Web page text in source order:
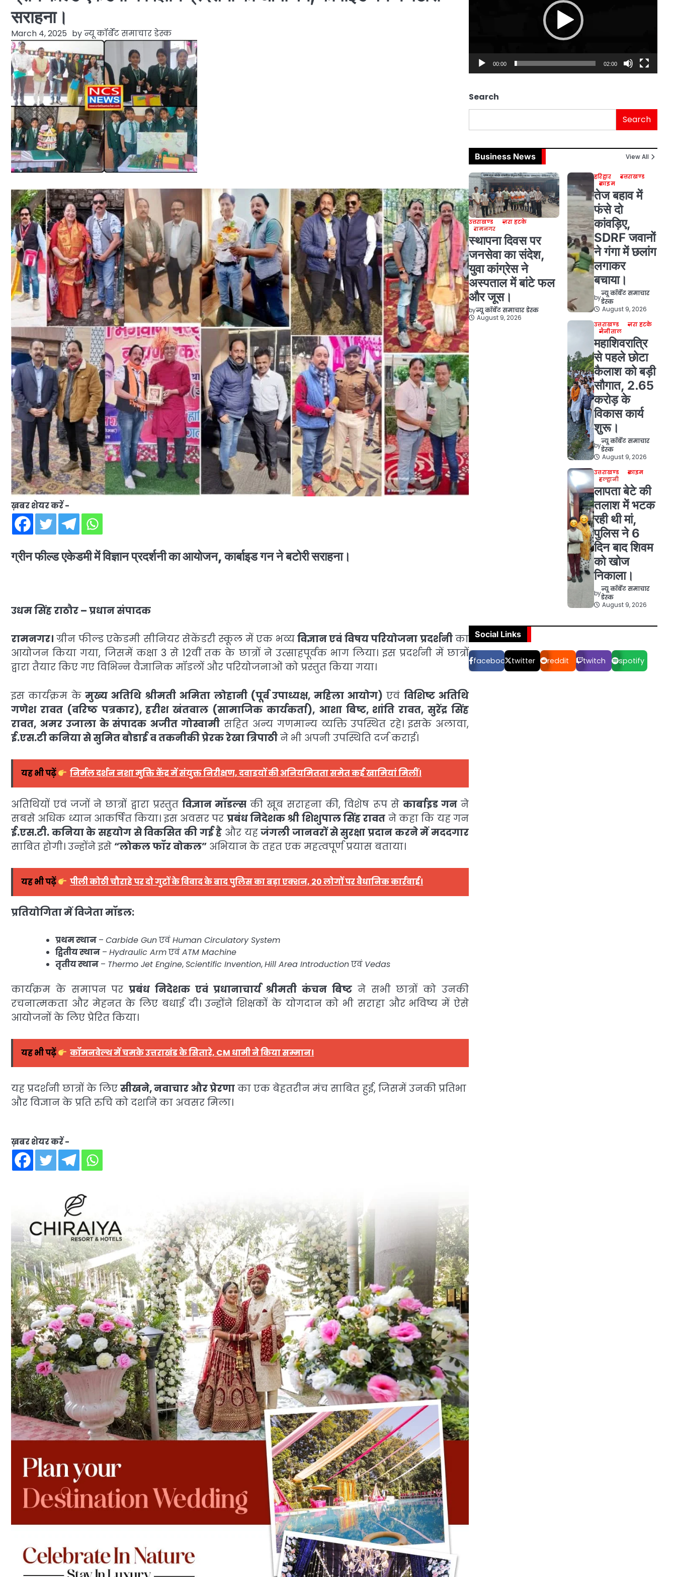
सराहना।
March 4, 2025 byन्यू कॉर्बेट समाचार डेस्क
ख़बर शेयर करें -
ग्रीन फील्ड एकेडमी में विज्ञान प्रदर्शनी का आयोजन, कार्बाइड गन ने बटोरी सराहना।
उधम सिंह राठौर – प्रधान संपादक
रामनगर। ग्रीन फील्ड एकेडमी सीनियर सेकेंडरी स्कूल में एक भव्यविज्ञान एवं विषय परियोजना प्रदर्शनीका
आयोजन किया गया, जिसमें कक्षा 3 से 12वीं तक के छात्रों ने उत्साहपूर्वक भाग लिया। इस प्रदर्शनी में छात्रों
द्वारा तैयार किए गए विभिन्न वैज्ञानिक मॉडलों और परियोजनाओं को प्रस्तुत किया गया।
इस कार्यक्रम केमुख्य अतिथि श्रीमती अमिता लोहानी (पूर्व उपाध्यक्ष, महिला आयोग) एवं विशिष्ट अतिथि
गणेश रावत (वरिष्ठ पत्रकार), हरीश खंतवाल (सामाजिक कार्यकर्ता), आशा बिष्ट, शांति रावत, सुरेंद्र सिंह
रावत, अमर उजाला के संपादक अजीत गोस्वामी सहित अन्य गणमान्य व्यक्ति उपस्थित रहे। इसके अलावा,
ई.एस.टी कनिया से सुमित बौडाई व तकनीकी प्रेरक रेखा त्रिपाठीने भी अपनी उपस्थिति दर्ज कराई।
यह भी पढ़ें निर्मल दर्शन नशा मुक्ति केंद्र में संयुक्त निरीक्षण, दवाइयों की अनियमितता समेत कई खामियां मिलीं।
अतिथियों एवं जजों ने छात्रों द्वारा प्रस्तुत विज्ञान मॉडल्सकी खूब सराहना की, विशेष रूप से कार्बाइड गनने
सबसे अधिक ध्यान आकर्षित किया। इस अवसर पर प्रबंध निदेशक श्री शिशुपाल सिंह रावत ने कहा कि यह गन
ई.एस.टी. कनिया के सहयोग से विकसित की गई है और यहजंगली जानवरों से सुरक्षा प्रदान करने में मददगार
साबित होगी। उन्होंने इसे “लोकल फॉर वोकल” अभियान के तहत एक महत्वपूर्ण प्रयास बताया।
यह भी पढ़ें पीली कोठी चौराहे पर दो गुटों के विवाद के बाद पुलिस का बड़ा एक्शन, 20 लोगों पर वैधानिक कार्रवाई।
प्रतियोगिता में विजेता मॉडल:
प्रथम स्थान – Carbide GunएवंHuman Circulatory System
द्वितीय स्थान – Hydraulic ArmएवंATM Machine
तृतीय स्थान – Thermo Jet Engine,Scientific Invention,Hill Area Introductionएवं Vedas
कार्यक्रम के समापन परप्रबंध निदेशक एवं प्रधानाचार्य श्रीमती कंचन बिष्ट ने सभी छात्रों को उनकी
रचनात्मकता और मेहनत के लिए बधाई दी। उन्होंने शिक्षकों के योगदान को भी सराहा और भविष्य में ऐसे
आयोजनों के लिए प्रेरित किया।
यह भी पढ़ें कॉमनवेल्थ में चमके उत्तराखंड के सितारे, CM धामी ने किया सम्मान।
यह प्रदर्शनी छात्रों के लिएसीखने, नवाचार और प्रेरणाका एक बेहतरीन मंच साबित हुई, जिसमें उनकी प्रतिभा
और विज्ञान के प्रति रुचि को दर्शाने का अवसर मिला।
ख़बर शेयर करें -
00:00 02:00
Search
Search
Business News View All
उत्तराखण्ड
ज़रा हटके
रामनगर
स्थापना दिवस पर
जनसेवा का संदेश,
युवा कांग्रेस ने
अस्पताल में बांटे फल
और जूस।
byन्यू कॉर्बेट समाचार डेस्क
August 9, 2026
हरिद्वार
उत्तराखण्ड
क्राइम
तेज बहाव में
फंसे दो
कांवड़िए,
SDRF जवानों
ने गंगा में छलांग
लगाकर
बचाया।
by
न्यू कॉर्बेट समाचार
डेस्क
August 9, 2026
उत्तराखण्ड
ज़रा हटके
नैनीताल
महाशिवरात्रि
से पहले छोटा
कैलाश को बड़ी
सौगात, 2.65
करोड़ के
विकास कार्य
शुरू।
by
न्यू कॉर्बेट समाचार
डेस्क
August 9, 2026
उत्तराखण्ड
क्राइम
हल्द्वानी
लापता बेटे की
तलाश में भटक
रही थी मां,
पुलिस ने 6
दिन बाद शिवम
को खोज
निकाला।
by
न्यू कॉर्बेट समाचार
डेस्क
August 9, 2026
Social Links
facebook twitter reddit twitch spotify